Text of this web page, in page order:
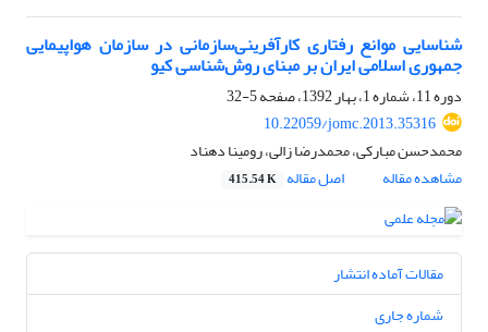
شناسایی موانع رفتاری کارآفرینی‌سازمانی در سازمان هواپیمایی
جمهوری اسلامی ایران بر مبنای روش‌شناسی کیو
دوره 11، شماره 1، بهار 1392، صفحه
5-32
10.22059/jomc.2013.35316
محمدحسن مبارکی، محمدرضا زالی، رومینا دهناد
مشاهده مقاله
اصل مقاله 415.54 K
مقالات آماده انتشار
شماره جاری